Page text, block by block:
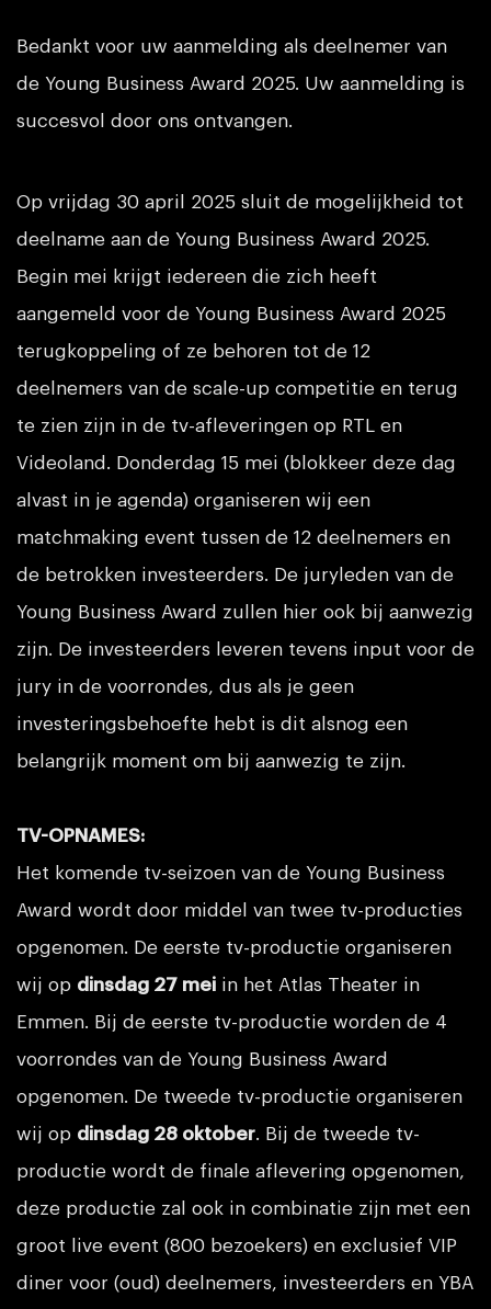
Bedankt voor uw aanmelding als deelnemer van
de Young Business Award 2025. Uw aanmelding is
succesvol door ons ontvangen.
Op vrijdag 30 april 2025 sluit de mogelijkheid tot
deelname aan de Young Business Award 2025.
Begin mei krijgt iedereen die zich heeft
aangemeld voor de Young Business Award 2025
terugkoppeling of ze behoren tot de 12
deelnemers van de scale-up competitie en terug
te zien zijn in de tv-afleveringen op RTL en
Videoland. Donderdag 15 mei (blokkeer deze dag
alvast in je agenda) organiseren wij een
matchmaking event tussen de 12 deelnemers en
de betrokken investeerders. De juryleden van de
Young Business Award zullen hier ook bij aanwezig
zijn. De investeerders leveren tevens input voor de
jury in de voorrondes, dus als je geen
investeringsbehoefte hebt is dit alsnog een
belangrijk moment om bij aanwezig te zijn.
TV-OPNAMES:
Het komende tv-seizoen van de Young Business
Award wordt door middel van twee tv-producties
opgenomen. De eerste tv-productie organiseren
wij op dinsdag 27 mei in het Atlas Theater in
Emmen. Bij de eerste tv-productie worden de 4
voorrondes van de Young Business Award
opgenomen. De tweede tv-productie organiseren
wij op dinsdag 28 oktober. Bij de tweede tv-
productie wordt de finale aflevering opgenomen,
deze productie zal ook in combinatie zijn met een
groot live event (800 bezoekers) en exclusief VIP
diner voor (oud) deelnemers, investeerders en YBA